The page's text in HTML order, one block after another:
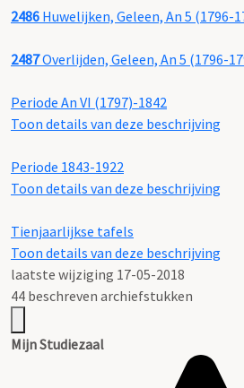
2486 Huwelijken, Geleen, An 5 (1796-
2487Overlijden, Geleen, An 5 (1796-
Periode An VI (1797)-1842
Toon details van deze beschrijving
Periode 1843-1922
Toon details van deze beschrijving
Tienjaarlijkse tafels
Toon details van deze beschrijving
laatste wijziging 17-05-2018
44 beschreven archiefstukken
Mijn Studiezaal